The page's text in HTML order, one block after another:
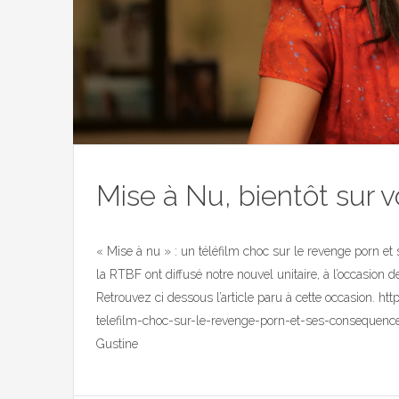
Mise à Nu, bientôt sur
« Mise à nu » : un téléfilm choc sur le revenge porn
la RTBF ont diffusé notre nouvel unitaire, à
Retrouvez ci dessous l’article paru à cette occasion.
telefilm-choc-sur-le-revenge-porn-et-ses-
Gustine